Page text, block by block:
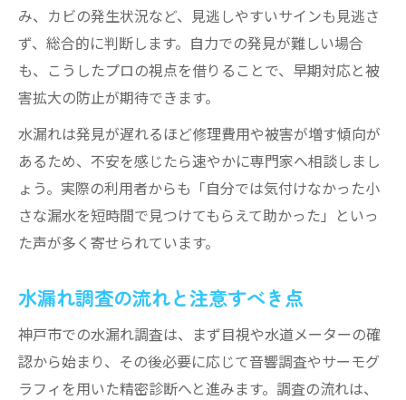
み、カビの発生状況など、見逃しやすいサインも見逃さ
ず、総合的に判断します。自力での発見が難しい場合
も、こうしたプロの視点を借りることで、早期対応と被
害拡大の防止が期待できます。
水漏れは発見が遅れるほど修理費用や被害が増す傾向が
あるため、不安を感じたら速やかに専門家へ相談しまし
ょう。実際の利用者からも「自分では気付けなかった小
さな漏水を短時間で見つけてもらえて助かった」といっ
た声が多く寄せられています。
水漏れ調査の流れと注意すべき点
神戸市での水漏れ調査は、まず目視や水道メーターの確
認から始まり、その後必要に応じて音響調査やサーモグ
ラフィを用いた精密診断へと進みます。調査の流れは、